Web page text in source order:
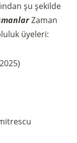
şu şekilde
Zaman
üyeleri: